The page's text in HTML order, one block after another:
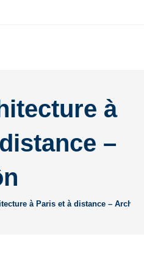
à
–
à Paris et à distance –